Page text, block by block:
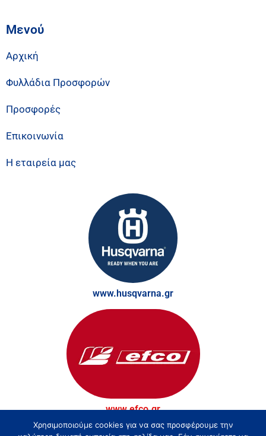
Μενού
Αρχική
Φυλλάδια Προσφορών
Προσφορές
Επικοινωνία
Η εταιρεία μας
www.husqvarna.gr
www.efco.gr
Χρησιμοποιούμε cookies για να σας προσφέρουμε την